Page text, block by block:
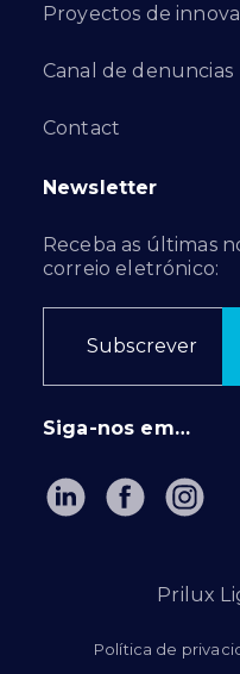
Proyectos de
Canal de denuncias
Contact
Newsletter
Receba as últimas
correio eletrónico:
Subscrever
Siga-nos em…
Prilux
Política de